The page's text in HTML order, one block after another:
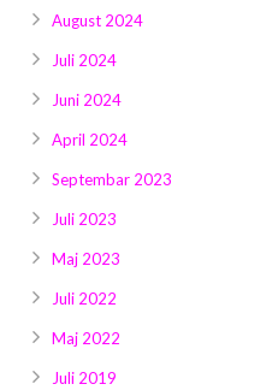
August 2024
Juli 2024
Juni 2024
April 2024
Septembar 2023
Juli 2023
Maj 2023
Juli 2022
Maj 2022
Juli 2019